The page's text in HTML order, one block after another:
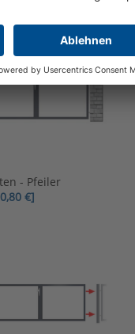
- Pfeiler
€]